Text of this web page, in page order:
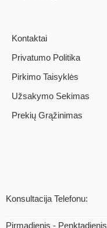
Kontaktai
Privatumo Politika
Pirkimo Taisyklės
Užsakymo Sekimas
Prekių Grąžinimas
Konsultacija Telefonu:
Pirmadienis - Penktadienis